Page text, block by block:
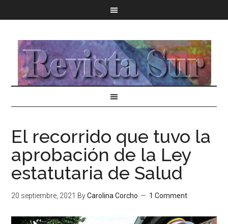
El recorrido que tuvo la
aprobación de la Ley
estatutaria de Salud
20 septiembre, 2021 ByCarolina Corcho 1 Comment